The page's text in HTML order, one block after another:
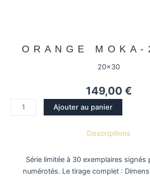
ORANGE
20x30
149,00 €
quantité
de
Ajouter au panier
Descriptions
Série limitée à 30 exemplaires signés
numérotés. Le tirage complet :